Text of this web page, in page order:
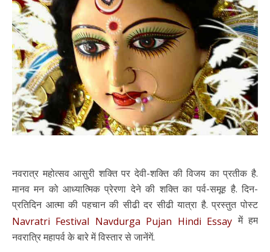
नवरात्र महोत्सव आसुरी शक्ति पर देवी-शक्ति की विजय का प्रतीक है.
मानव मन को आध्यात्मिक प्रेरणा देने की शक्ति का पर्व-समूह है. दिन-
प्रतिदिन आत्मा की पहचान की सीढी दर सीढी यात्रा है. प्रस्तुत पोस्ट
Navratri Festival Navdurga Pujan Hindi Essay में हम
नवरात्रि महापर्व के बारे में विस्तार से जानेंगें.